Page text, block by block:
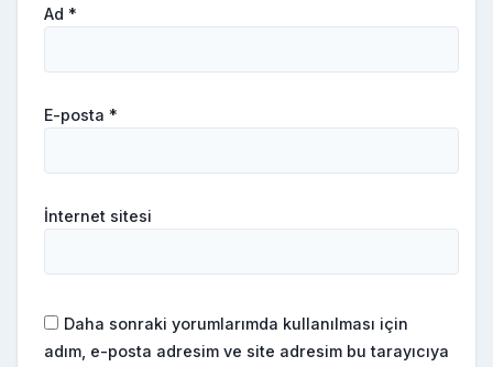
Ad *
E-posta *
İnternet sitesi
Daha sonraki yorumlarımda kullanılması için
adım, e-posta adresim ve site adresim bu tarayıcıya